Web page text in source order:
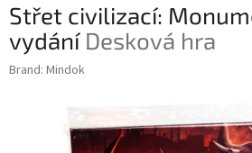
Střet civilizací:
vydání Desková hra
Brand: Mindok